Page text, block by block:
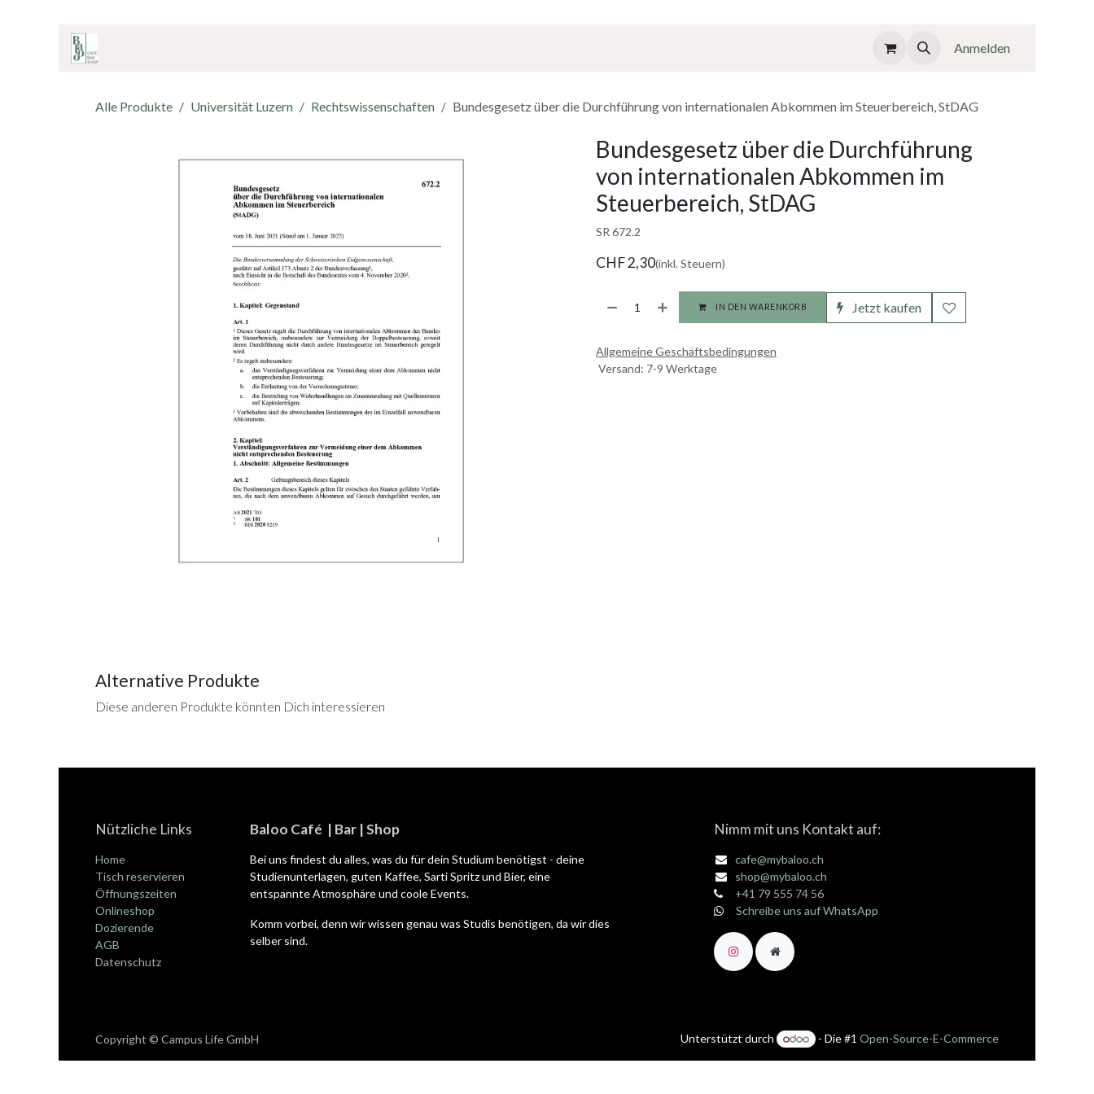
Anmelden
Alle Produkte Universität Luzern Rechtswissenschaften Bundesgesetz über die Durchführung von internationalen Abkommen im Steuerbereich, StDAG
Bundesgesetz über die Durchführung
von internationalen Abkommen im
Steuerbereich, StDAG
SR 672.2
CHF2,30(inkl. Steuern)
IN DEN WARENKORB Jetzt kaufen
Allgemeine Geschäftsbedingungen
Versand: 7-9 Werktage
Alternative Produkte
Diese anderen Produkte könnten Dich interessieren
Nützliche Links
Home
Tisch reservieren
Öffnungszeiten
Onlineshop
Dozierende
AGB
Datenschutz
Baloo Café | Bar | Shop
Bei uns findest du alles, was du für dein Studium benötigst - deine
Studienunterlagen, guten Kaffee, Sarti Spritz und Bier, eine
entspannte Atmosphäre und coole Events.
Komm vorbei, denn wir wissen genau was Studis benötigen, da wir dies
selber sind.
Nimm mit uns Kontakt auf:
cafe@mybaloo.ch
shop@mybaloo.ch
+41 79 555 74 56
Schreibe uns auf WhatsApp
Copyright © Campus Life GmbH Unterstützt durch - Die #1 Open-Source-E-Commerce